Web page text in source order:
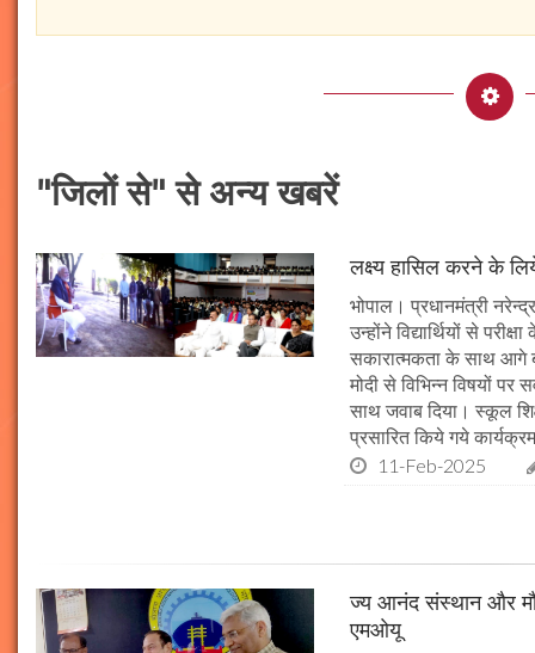
"जिलों से" से अन्य खबरें
लक्ष्य हासिल करने के
भोपाल। प्रधानमंत्री नरेन्द्र
उन्होंने विद्यार्थियों से
सकारात्मकता के साथ आगे
मोदी से विभिन्न विषयों
साथ जवाब दिया। स्कूल
प्रसारित किये गये
11-Feb-2025
ज्य आनंद संस्थान और
एमओयू